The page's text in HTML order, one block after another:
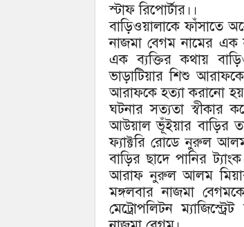
স্টাফ রিপোর্টার।।
বাড়িওয়ালাকে ফাঁসাতে
নাজমা বেগম নামের এক
এক ব্যক্তির কথায়
ভাড়াটিয়ার শিশু
আরাফকে হত্যা করানো
ঘটনার সত্যতা স্বীকার
আউয়াল ভূঁইয়ার বাড়ির
ফ্যাক্টরি রোডে নুরুল
বাড়ির ছাদে পানির
আরাফ নুরুল আলম
মঙ্গলবার নাজমা
মেট্রোপলিটন